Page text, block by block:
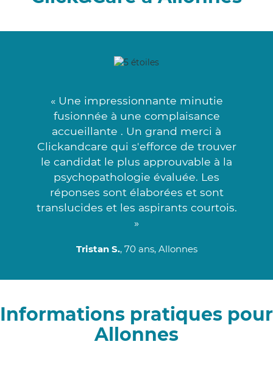
« Une impressionnante minutie
fusionnée à une complaisance
accueillante . Un grand merci à
Clickandcare qui s'efforce de trouver
le candidat le plus approuvable à la
psychopathologie évaluée. Les
réponses sont élaborées et sont
translucides et les aspirants courtois.
»
Tristan S., 70 ans, Allonnes
Informations pratiques pour
Allonnes